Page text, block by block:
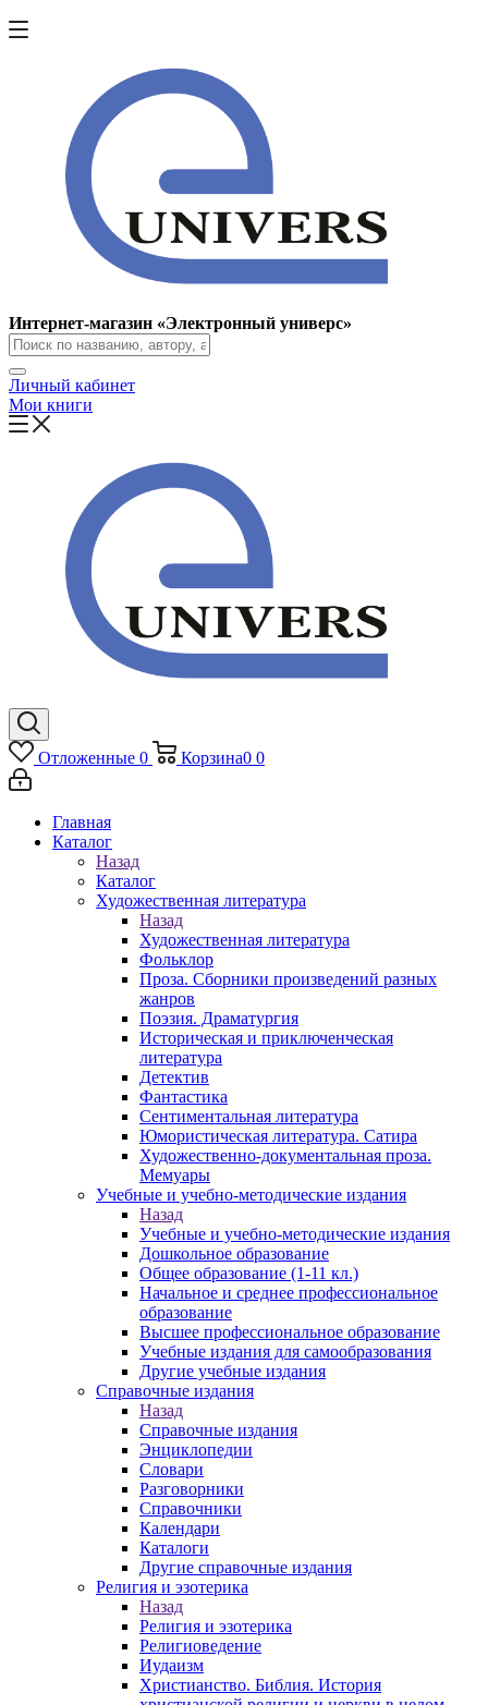
Интернет-магазин «Электронный универс»
Личный кабинет
Мои книги
Отложенные 0 Корзина0 0
Главная
Каталог
Назад
Каталог
Художественная литература
Назад
Художественная литература
Фольклор
Проза. Сборники произведений разных
жанров
Поэзия. Драматургия
Историческая и приключенческая
литература
Детектив
Фантастика
Сентиментальная литература
Юмористическая литература. Сатира
Художественно-документальная проза.
Мемуары
Учебные и учебно-методические издания
Назад
Учебные и учебно-методические издания
Дошкольное образование
Общее образование (1-11 кл.)
Начальное и среднее профессиональное
образование
Высшее профессиональное образование
Учебные издания для самообразования
Другие учебные издания
Справочные издания
Назад
Справочные издания
Энциклопедии
Словари
Разговорники
Справочники
Календари
Каталоги
Другие справочные издания
Религия и эзотерика
Назад
Религия и эзотерика
Религиоведение
Иудаизм
Христианство. Библия. История